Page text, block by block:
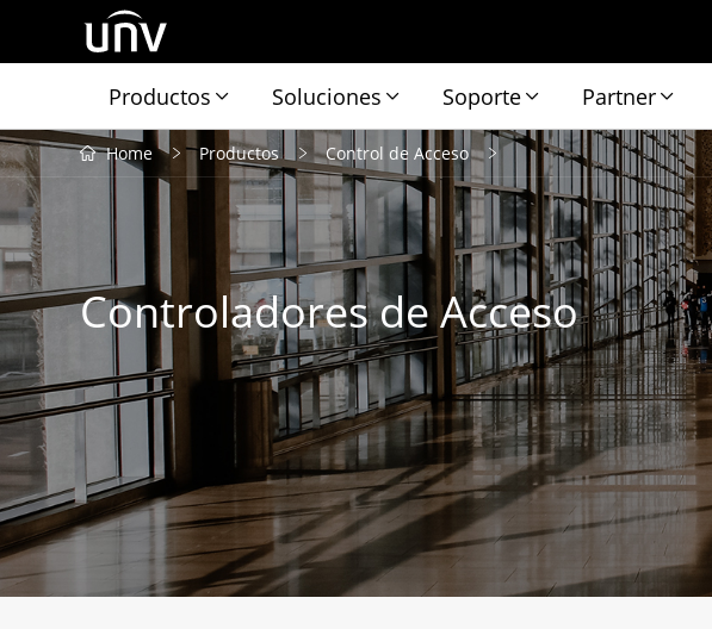
Productos Soluciones Soporte Partner
Home Productos Control de Acceso
Controladores de Acceso